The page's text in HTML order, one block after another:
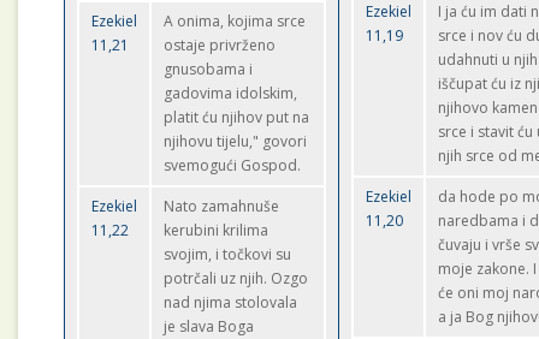
Ezekiel
11,21
A onima, kojima srce
ostaje privrženo
gnusobama i
gadovima idolskim,
platit ću njihov put na
njihovu tijelu," govori
svemogući Gospod.
Ezekiel
11,22
Nato zamahnuše
kerubini krilima
svojim, i točkovi su
potrčali uz njih. Ozgo
nad njima stolovala
je slava Boga
Ezekiel
11,19
I ja ću im dati
srce i nov ću
udahnuti u
iščupat ću iz
njihovo
srce i stavit ću
njih srce od
Ezekiel
11,20
da hode po
naredbama i
čuvaju i vrše
moje zakone.
će oni moj
a ja Bog